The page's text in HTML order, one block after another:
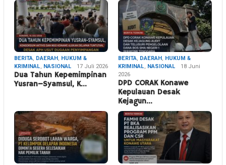
BERITA, DAERAH, HUKUM &
KRIMINAL, NASIONAL 17 Juli 2026
Dua Tahun Kepemimpinan
Yusran–Syamsul, K…
BERITA, DAERAH, HUKUM &
KRIMINAL, NASIONAL
18 Juni
2026
DPD CORAK Konawe
Kepulauan Desak
Kejagun…